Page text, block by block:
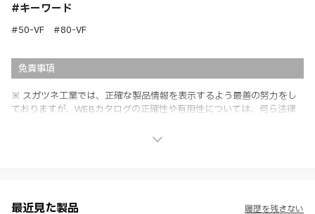
#キーワード
#50-VF #80-VF
免責事項
※ スガツネ工業では、正確な製品情報を表示するよう最善の努力をし
ておりますが、WEBカタログの正確性や有用性については、何ら法律
社製品の使用ご検討、又は販売促進目的の利用に限ります。
最近見た製品 履歴を残さない